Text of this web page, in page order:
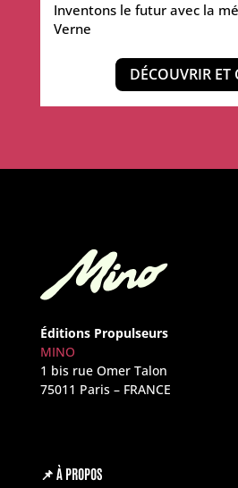
Inventons le futur avec la
Verne
DÉCOUVRIR
Éditions Propulseurs
MINO
1 bis rue Omer Talon
75011 Paris – FRANCE
📌 À PROPOS